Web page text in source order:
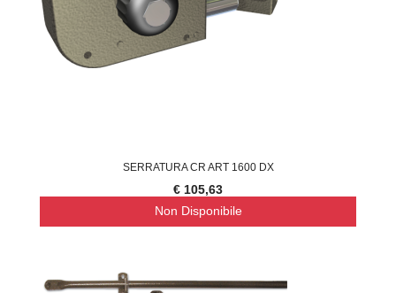
SERRATURA CR ART 1600 DX
€ 105,63
Non Disponibile